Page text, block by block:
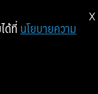
กค้า
ด้ที่ นโยบายความ
X